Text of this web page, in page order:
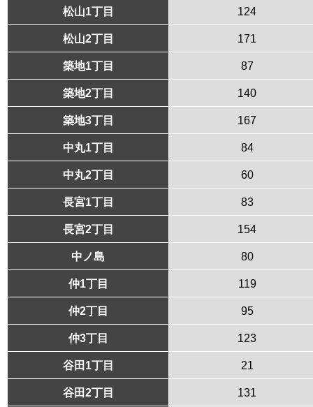
松山1丁目 124
松山2丁目 171
築地1丁目 87
築地2丁目 140
築地3丁目 167
中丸1丁目 84
中丸2丁目 60
長宮1丁目 83
長宮2丁目 154
中ノ島 80
仲1丁目 119
仲2丁目 95
仲3丁目 123
谷田1丁目 21
谷田2丁目 131